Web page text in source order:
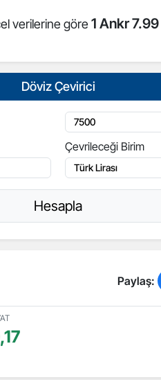
verilerine göre1 Ankr
Döviz Çevirici
Çevrileceği Birim
Hesapla
Paylaş: